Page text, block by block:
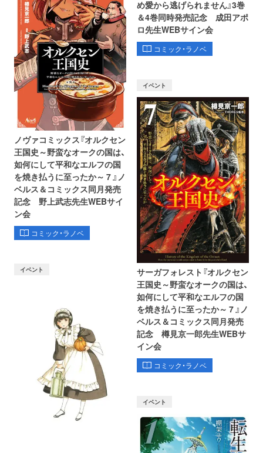
め愛から逃げられません』3巻
＆4巻同時発売記念 成田アポ
ロ先生WEBサイン会
コミック・ラノベ
ノヴァコミックス『オルクセン
王国史～野蛮なオークの国は、
如何にして平和なエルフの国
を焼き払うに至ったか～ 7 』ノ
ベルス＆コミックス同月発売
記念 野上武志先生WEBサイ
ン会
コミック・ラノベ
イベント
サーガフォレスト『オルクセン
王国史～野蛮なオークの国は、
如何にして平和なエルフの国
を焼き払うに至ったか～ 7 』ノ
ベルス＆コミックス同月発売
記念 樽見京一郎先生WEBサ
イン会
コミック・ラノベ
イベント
イベント